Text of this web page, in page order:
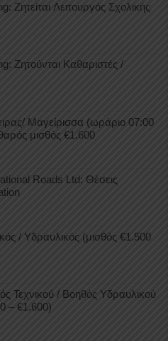
Ζητείται Λειτουργός Σχολικής
Ζητούνται Καθαριστές /
Μαγείρισσα (ωράριο 07:00
μισθός €1.600
Roads Ltd: Θέσεις
/ Υδραυλικός (μισθός €1.500
Τεχνικού / Βοηθός Υδραυλικού
– €1.600)